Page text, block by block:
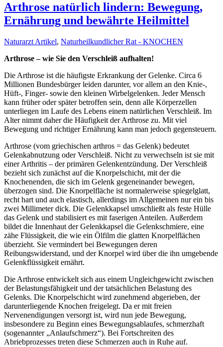
Arthrose natürlich lindern: Bewegung,
Ernährung und bewährte Heilmittel
Naturarzt Artikel, Naturheilkundlicher Rat - KNOCHEN
Arthrose – wie Sie den Verschleiß aufhalten!
Die Arthrose ist die häufigste Erkrankung der Gelenke. Circa 6
Millionen Bundesbürger leiden darunter, vor allem an den Knie-,
Hüft-, Finger- sowie den kleinen Wirbelgelenken. Jeder Mensch
kann früher oder später betroffen sein, denn alle Körperzellen
unterliegen im Laufe des Lebens einem natürlichen Verschleiß. Im
Alter nimmt daher die Häufigkeit der Arthrose zu. Mit viel
Bewegung und richtiger Ernährung kann man jedoch gegensteuern.
Arthrose (vom griechischen arthros = das Gelenk) bedeutet
Gelenkabnutzung oder Verschleiß. Nicht zu verwechseln ist sie mit
einer Arthritis – der primären Gelenkentzündung. Der Verschleiß
bezieht sich zunächst auf die Knorpelschicht, mit der die
Knochenenden, die sich im Gelenk gegeneinander bewegen,
überzogen sind. Die Knorpelfläche ist normalerweise spiegelglatt,
recht hart und auch elastisch, allerdings im Allgemeinen nur ein bis
zwei Millimeter dick. Die Gelenkkapsel umschließt als feste Hülle
das Gelenk und stabilisiert es mit faserigen Anteilen. Außerdem
bildet die Innenhaut der Gelenkkapsel die Gelenkschmiere, eine
zähe Flüssigkeit, die wie ein Ölfilm die glatten Knorpelflächen
überzieht. Sie vermindert bei Bewegungen deren
Reibungswiderstand, und der Knorpel wird über die ihn umgebende
Gelenkflüssigkeit ernährt.
Die Arthrose entwickelt sich aus einem Ungleichgewicht zwischen
der Belastungsfähigkeit und der tatsächlichen Belastung des
Gelenks. Die Knorpelschicht wird zunehmend abgerieben, der
darunterliegende Knochen freigelegt. Da er mit freien
Nervenendigungen versorgt ist, wird nun jede Bewegung,
insbesondere zu Beginn eines Bewegungsablaufes, schmerzhaft
(sogenannter „Anlaufschmerz“). Bei Fortschreiten des
Abriebprozesses treten diese Schmerzen auch in Ruhe auf.